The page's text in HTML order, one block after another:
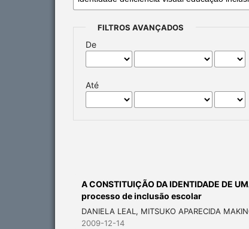
FILTROS AVANÇADOS
De
Até
A CONSTITUIÇÃO DA IDENTIDADE DE
processo de inclusão escolar
DANIELA LEAL, MITSUKO APARECIDA
2009-12-14